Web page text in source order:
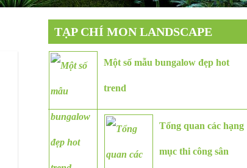
TẠP CHÍ MON LANDSCAPE
Một số mẫu bungalow đẹp hot
trend
Tổng quan các hạng
mục thi công sân